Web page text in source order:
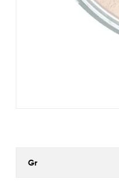
Gr